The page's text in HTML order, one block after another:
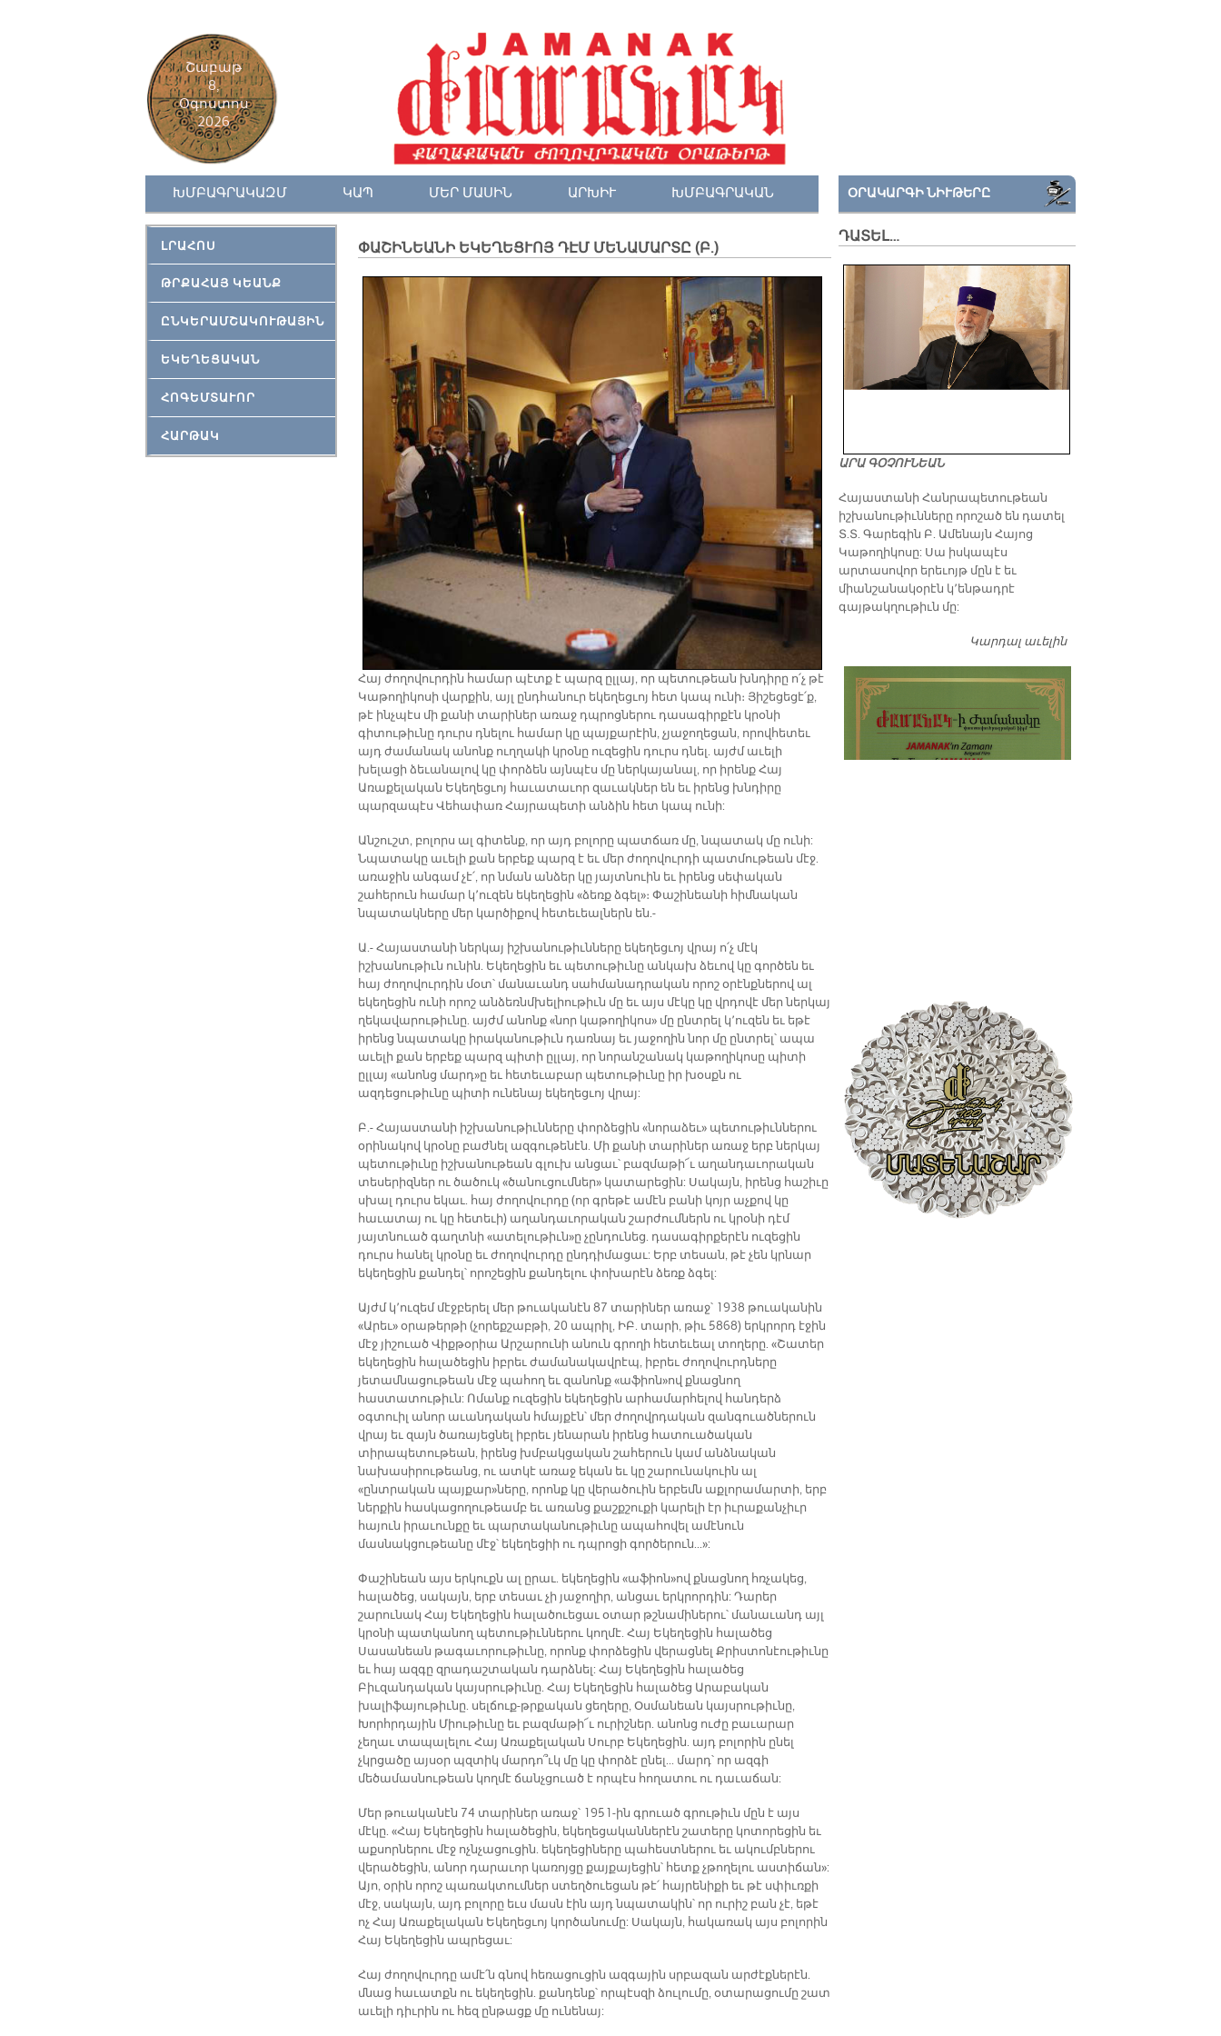
Շաբաթ
8,
Օգոստոս
2026
ԽՄԲԱԳՐԱԿԱԶՄ ԿԱՊ ՄԵՐ ՄԱՍԻՆ ԱՐԽԻՒ ԽՄԲԱԳՐԱԿԱՆ
ԼՐԱՀՈՍ
ԹՐՔԱՀԱՅ ԿԵԱՆՔ
ԸՆԿԵՐԱՄՇԱԿՈՒԹԱՅԻՆ
ԵԿԵՂԵՑԱԿԱՆ
ՀՈԳԵՄՏԱՒՈՐ
ՀԱՐԹԱԿ
ՓԱՇԻՆԵԱՆԻ ԵԿԵՂԵՑՒՈՅ ԴԷՄ ՄԵՆԱՄԱՐՏԸ (Բ.)
Հայ ժողովուրդին համար պէտք է պարզ ըլլայ, որ պետութեան խնդիրը ո՛չ թէ
Կաթողիկոսի վարքին, այլ ընդհանուր եկեղեցւոյ հետ կապ ունի։ Յիշեցեցէ՛ք,
թէ ինչպէս մի քանի տարիներ առաջ դպրոցներու դասագիրքէն կրօնի
գիտութիւնը դուրս դնելու համար կը պայքարէին, չյաջողեցան, որովհետեւ
այդ ժամանակ անոնք ուղղակի կրօնը ուզեցին դուրս դնել. այժմ աւելի
խելացի ձեւանալով կը փորձեն այնպէս մը ներկայանալ, որ իրենք Հայ
Առաքելական Եկեղեցւոյ հաւատաւոր զաւակներ են եւ իրենց խնդիրը
պարզապէս Վեհափառ Հայրապետի անձին հետ կապ ունի:
Անշուշտ, բոլորս ալ գիտենք, որ այդ բոլորը պատճառ մը, նպատակ մը ունի:
Նպատակը աւելի քան երբեք պարզ է եւ մեր ժողովուրդի պատմութեան մէջ.
առաջին անգամ չէ՛, որ նման անձեր կը յայտնուին եւ իրենց սեփական
շահերուն համար կ՚ուզեն եկեղեցին «ձեռք ձգել»։ Փաշինեանի հիմնական
նպատակները մեր կարծիքով հետեւեալներն են.-
Ա.- Հայաստանի ներկայ իշխանութիւնները եկեղեցւոյ վրայ ո՛չ մէկ
իշխանութիւն ունին. Եկեղեցին եւ պետութիւնը անկախ ձեւով կը գործեն եւ
հայ ժողովուրդին մօտ՝ մանաւանդ սահմանադրական որոշ օրէնքներով ալ
եկեղեցին ունի որոշ անձեռնմխելիութիւն մը եւ այս մէկը կը վրդովէ մեր ներկայ
ղեկավարութիւնը. այժմ անոնք «նոր կաթողիկոս» մը ընտրել կ՚ուզեն եւ եթէ
իրենց նպատակը իրականութիւն դառնայ եւ յաջողին նոր մը ընտրել՝ ապա
աւելի քան երբեք պարզ պիտի ըլլայ, որ նորանշանակ կաթողիկոսը պիտի
ըլլայ «անոնց մարդ»ը եւ հետեւաբար պետութիւնը իր խօսքն ու
ազդեցութիւնը պիտի ունենայ եկեղեցւոյ վրայ:
Բ.- Հայաստանի իշխանութիւնները փորձեցին «նորաձեւ» պետութիւններու
օրինակով կրօնը բաժնել ազգութենէն. Մի քանի տարիներ առաջ երբ ներկայ
պետութիւնը իշխանութեան գլուխ անցաւ՝ բազմաթի՜ւ աղանդաւորական
տեսերիզներ ու ծածուկ «ծանուցումներ» կատարեցին: Սակայն, իրենց հաշիւը
սխալ դուրս եկաւ. հայ ժողովուրդը (որ գրեթէ ամէն բանի կոյր աչքով կը
հաւատայ ու կը հետեւի) աղանդաւորական շարժումներն ու կրօնի դէմ
յայտնուած գաղտնի «ատելութիւն»ը չընդունեց. դասագիրքերէն ուզեցին
դուրս հանել կրօնը եւ ժողովուրդը ընդդիմացաւ: Երբ տեսան, թէ չեն կրնար
եկեղեցին քանդել՝ որոշեցին քանդելու փոխարէն ձեռք ձգել:
Այժմ կ՚ուզեմ մէջբերել մեր թուականէն 87 տարիներ առաջ՝ 1938 թուականին
«Արեւ» օրաթերթի (չորեքշաբթի, 20 ապրիլ, ԻԲ. տարի, թիւ 5868) երկրորդ էջին
մէջ յիշուած Վիքթօրիա Արշարունի անուն գրողի հետեւեալ տողերը. «Շատեր
եկեղեցին հալածեցին իբրեւ ժամանակավրէպ, իբրեւ ժողովուրդները
յետամնացութեան մէջ պահող եւ զանոնք «աֆիոն»ով քնացնող
հաստատութիւն: Ոմանք ուզեցին եկեղեցին արհամարհելով հանդերձ
օգտուիլ անոր աւանդական հմայքէն՝ մեր ժողովրդական զանգուածներուն
վրայ եւ զայն ծառայեցնել իբրեւ յենարան իրենց հատուածական
տիրապետութեան, իրենց խմբակցական շահերուն կամ անձնական
նախասիրութեանց, ու ատկէ առաջ եկան եւ կը շարունակուին ալ
«ընտրական պայքար»ները, որոնք կը վերածուին երբեմն աքլորամարտի, երբ
ներքին հասկացողութեամբ եւ առանց քաշքշուքի կարելի էր իւրաքանչիւր
հայուն իրաւունքը եւ պարտականութիւնը ապահովել ամէնուն
մասնակցութեանը մէջ՝ եկեղեցիի ու դպրոցի գործերուն...»:
Փաշինեան այս երկուքն ալ ըրաւ. եկեղեցին «աֆիոն»ով քնացնող հռչակեց,
հալածեց, սակայն, երբ տեսաւ չի յաջողիր, անցաւ երկրորդին: Դարեր
շարունակ Հայ Եկեղեցին հալածուեցաւ օտար թշնամիներու՝ մանաւանդ այլ
կրօնի պատկանող պետութիւններու կողմէ. Հայ Եկեղեցին հալածեց
Սասանեան թագաւորութիւնը, որոնք փորձեցին վերացնել Քրիստոնէութիւնը
եւ հայ ազգը զրադաշտական դարձնել: Հայ Եկեղեցին հալածեց
Բիւզանդական կայսրութիւնը. Հայ Եկեղեցին հալածեց Արաբական
խալիֆայութիւնը. սելճուք-թրքական ցեղերը, Օսմանեան կայսրութիւնը,
Խորհրդային Միութիւնը եւ բազմաթի՜ւ ուրիշներ. անոնց ուժը բաւարար
չեղաւ տապալելու Հայ Առաքելական Սուրբ Եկեղեցին. այդ բոլորին ընել
չկրցածը այսօր պզտիկ մարդո՞ւկ մը կը փորձէ ընել... մարդ՝ որ ազգի
մեծամասնութեան կողմէ ճանչցուած է որպէս հողատու ու դաւաճան:
Մեր թուականէն 74 տարիներ առաջ՝ 1951-ին գրուած գրութիւն մըն է այս
մէկը. «Հայ Եկեղեցին հալածեցին, եկեղեցականներէն շատերը կոտորեցին եւ
աքսորներու մէջ ոչնչացուցին. եկեղեցիները պահեստներու եւ ակումբներու
վերածեցին, անոր դարաւոր կառոյցը քայքայեցին՝ հետք չթողելու աստիճան»:
Այո, օրին որոշ պառակտումներ ստեղծուեցան թէ՛ հայրենիքի եւ թէ սփիւռքի
մէջ, սակայն, այդ բոլորը եւս մասն էին այդ նպատակին՝ որ ուրիշ բան չէ, եթէ
ոչ Հայ Առաքելական Եկեղեցւոյ կործանումը: Սակայն, հակառակ այս բոլորին
Հայ Եկեղեցին ապրեցաւ:
Հայ ժողովուրդը ամէ՛ն գնով հեռացուցին ազգային սրբազան արժէքներէն.
մնաց հաւատքն ու եկեղեցին. քանդենք՝ որպէսզի ձուլումը, օտարացումը շատ
աւելի դիւրին ու հեզ ընթացք մը ունենայ:
ՕՐԱԿԱՐԳԻ ՆԻՒԹԵՐԸ
ԴԱՏԵԼ…
ԱՐԱ ԳՕՉՈՒՆԵԱՆ
​Հայաստանի Հանրապետութեան
իշխանութիւնները որոշած են դատել
Տ.Տ. Գարեգին Բ. Ամենայն Հայոց
Կաթողիկոսը: Սա իսկապէս
արտասովոր երեւոյթ մըն է եւ
միանշանակօրէն կ՚ենթադրէ
գայթակղութիւն մը:
Կարդալ աւելինԴատել…